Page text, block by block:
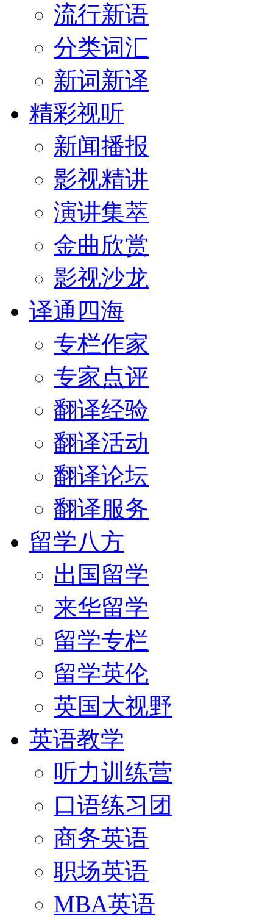
流行新语
分类词汇
新词新译
精彩视听
新闻播报
影视精讲
演讲集萃
金曲欣赏
影视沙龙
译通四海
专栏作家
专家点评
翻译经验
翻译活动
翻译论坛
翻译服务
留学八方
出国留学
来华留学
留学专栏
留学英伦
英国大视野
英语教学
听力训练营
口语练习团
商务英语
职场英语
MBA英语